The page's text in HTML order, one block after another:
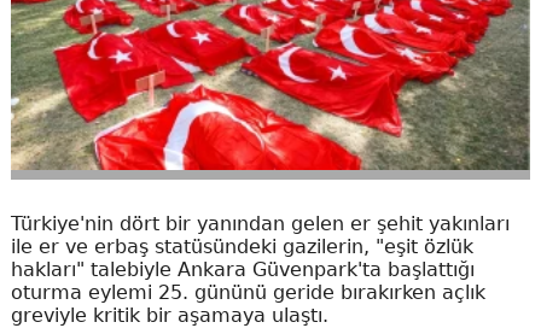
Türkiye'nin dört bir yanından gelen er şehit yakınları
ile er ve erbaş statüsündeki gazilerin, "eşit özlük
hakları" talebiyle Ankara Güvenpark'ta başlattığı
oturma eylemi 25. gününü geride bırakırken açlık
greviyle kritik bir aşamaya ulaştı.